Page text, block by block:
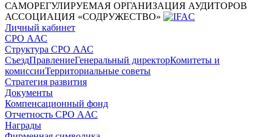
САМОРЕГУЛИРУЕМАЯ ОРГАНИЗАЦИЯ АУДИТОРОВ
АССОЦИАЦИЯ «СОДРУЖЕСТВО»
Личный кабинет
СРО ААС
Структура СРО ААС
СъездПравлениеГенеральный директорКомитеты и
комиссииТерриториальные советы
Стратегия развития
Документы
Компенсационный фонд
Отчетность СРО ААС
Награды